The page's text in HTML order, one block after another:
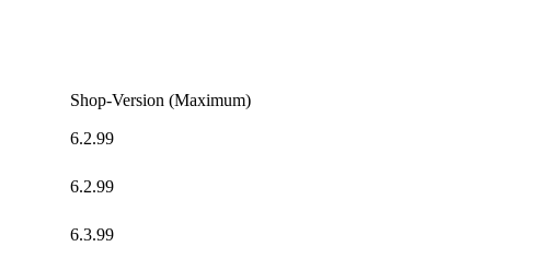
Shop-Version (Maximum)
6.2.99
6.2.99
6.3.99